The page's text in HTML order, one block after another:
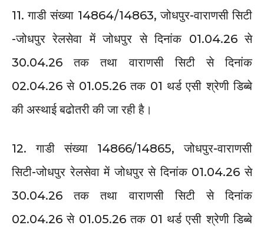
11. गाडी संख्या 14864/14863, जोधपुर-वाराणसी सिटी
-जोधपुर रेलसेवा में जोधपुर से दिनांक 01.04.26 से
30.04.26 तक तथा वाराणसी सिटी से दिनांक
02.04.26 से 01.05.26 तक 01 थर्ड एसी श्रेणी डिब्बे
की अस्थाई बढोतरी की जा रही है।
12. गाडी संख्या 14866/14865, जोधपुर-वाराणसी
सिटी-जोधपुर रेलसेवा में जोधपुर से दिनांक 01.04.26 से
30.04.26 तक तथा वाराणसी सिटी से दिनांक
02.04.26 से 01.05.26 तक 01 थर्ड एसी श्रेणी डिब्बे